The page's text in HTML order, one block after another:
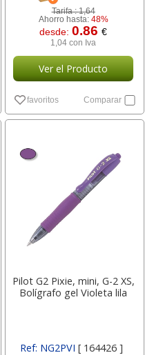
Tarifa :1,64
Ahorro hasta: 48%
desde:0.86€
1,04 con Iva
Ver el Producto
favoritos Comparar
Pilot G2 Pixie, mini, G-2 XS,
Bolígrafo gel Violeta lila
Ref: NG2PVI [ 164426 ]